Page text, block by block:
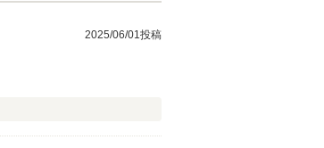
2025/06/01投稿